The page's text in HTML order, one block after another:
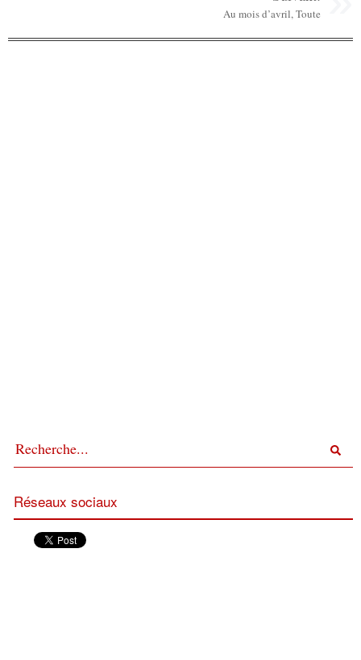
Au mois d’avril, Toute
Réseaux sociaux